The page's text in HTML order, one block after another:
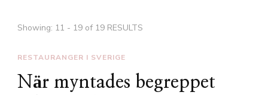
Showing: 11 - 19 of 19 RESULTS
RESTAURANGER I SVERIGE
När myntades begreppet